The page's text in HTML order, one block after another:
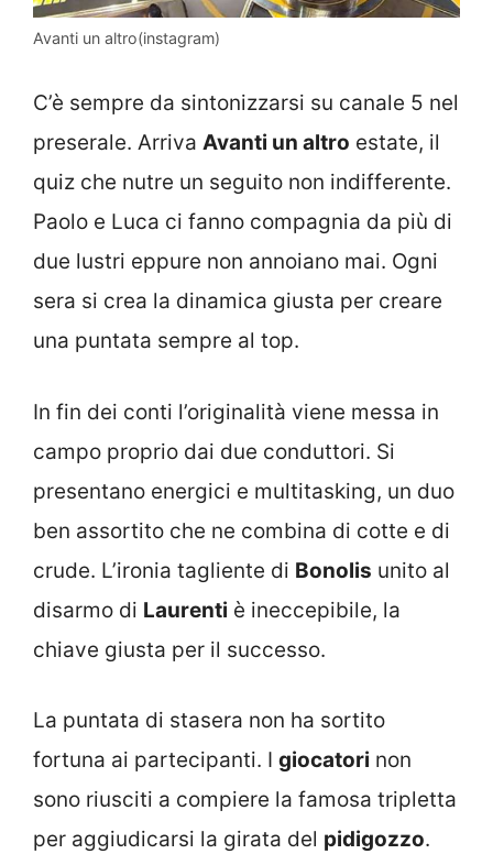
Avanti un altro(instagram)
C’è sempre da sintonizzarsi su canale 5 nel
preserale. Arriva Avanti un altro estate, il
quiz che nutre un seguito non indifferente.
Paolo e Luca ci fanno compagnia da più di
due lustri eppure non annoiano mai. Ogni
sera si crea la dinamica giusta per creare
una puntata sempre al top.
In fin dei conti l’originalità viene messa in
campo proprio dai due conduttori. Si
presentano energici e multitasking, un duo
ben assortito che ne combina di cotte e di
crude. L’ironia tagliente di Bonolis unito al
disarmo di Laurenti è ineccepibile, la
chiave giusta per il successo.
La puntata di stasera non ha sortito
fortuna ai partecipanti. I giocatori non
sono riusciti a compiere la famosa tripletta
per aggiudicarsi la girata del pidigozzo.